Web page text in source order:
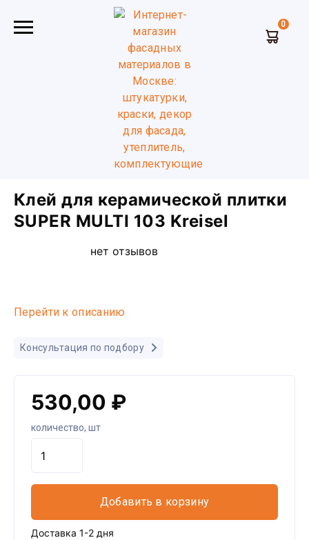
0
Клей для плитки и
Клей для керамической плитки SUPER
Клей для керамической плитки
SUPER MULTI 103 Kreisel
нет отзывов
Перейти к описанию
Консультация по подбору
530,00 ₽
количество, шт
Добавить в корзину
Доставка 1-2 дня